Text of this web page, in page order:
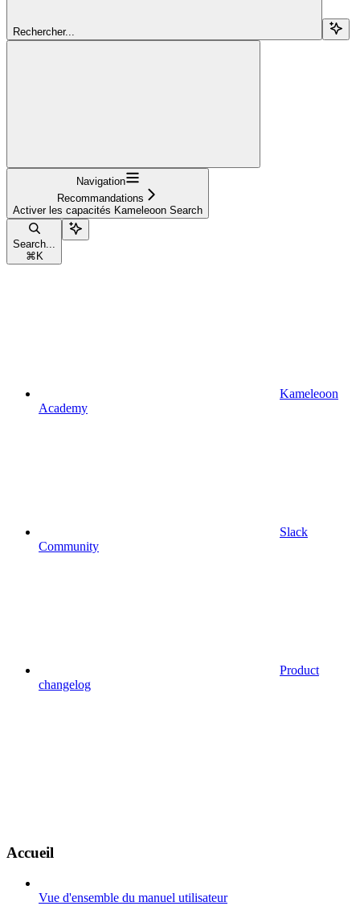
Rechercher...
Navigation
Recommandations
Activer les capacités Kameleoon Search
Search...
⌘ K
Kameleoon
Academy
Slack
Community
Product
changelog
Accueil
Vue d'ensemble du manuel utilisateur